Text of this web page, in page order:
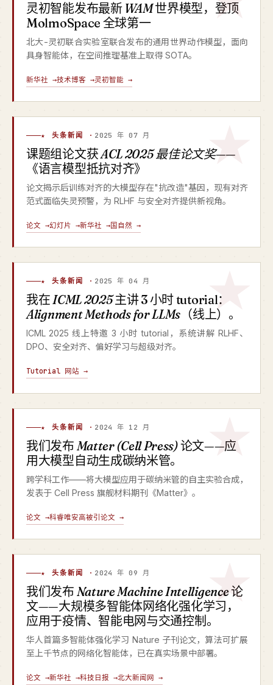
灵初智能发布最新 WAM世界模型，登顶
MolmoSpace 全球第一
北大-灵初联合实验室联合发布的通用世界动作模型，面向
具身智能体，在空间推理基准上取得 SOTA。
新华社 →技术博客 →灵初智能 →
★ 头条新闻 · 2025 年 07 月
课题组论文获ACL 2025 最佳论文奖——
《语言模型抵抗对齐》
论文揭示后训练对齐的大模型存在"抗改造"基因，现有对齐
范式面临失灵预警，为 RLHF 与安全对齐提供新视角。
论文 →幻灯片 →新华社 →国自然 →
★ 头条新闻 · 2025 年 04 月
我在ICML 2025主讲 3 小时 tutorial：
Alignment Methods for LLMs （线上）。
ICML 2025 线上特邀 3 小时 tutorial，系统讲解 RLHF、
DPO、安全对齐、偏好学习与超级对齐。
Tutorial 网站 →
★ 头条新闻 · 2024 年 12 月
我们发布 Matter (Cell Press)论文——应
用大模型自动生成碳纳米管。
跨学科工作——将大模型应用于碳纳米管的自主实验合成，
发表于 Cell Press 旗舰材料期刊《Matter》。
论文 →科睿唯安高被引论文 →
★ 头条新闻 · 2024 年 09 月
我们发布 Nature Machine Intelligence论
文——大规模多智能体网络化强化学习，
应用于疫情、智能电网与交通控制。
华人首篇多智能体强化学习 Nature 子刊论文，算法可扩展
至上千节点的网络化智能体，已在真实场景中部署。
论文 →新华社 →科技日报 →北大新闻网 →